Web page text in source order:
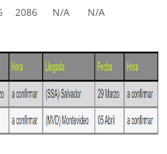
2086 N/A N/A